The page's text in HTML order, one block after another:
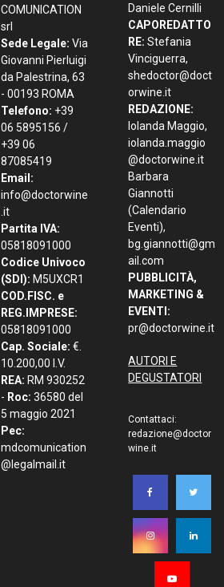
COMUNICATION
srl
Sede Legale: Via
Giovanni Pierluigi
da Palestrina, 63
- 00193 ROMA
Telefono: +39
06 5895156 /
+39 06
87085419
Email:
info@doctorwine
.it
Partita IVA:
05818091000
Codice Univoco
(SDI): M5UXCR1
COD.FISC. e
REG.IMPRESE:
05818091000
Cap. Sociale: €.
10.200,00 I.V.
REA: RM 930252
- Roc: 36580 del
5 maggio 2021
Pec:
mdcomunication
@legalmail.it
Daniele Cernilli
CAPOREDATTO
RE: Stefania
Vinciguerra,
shedoctor@doct
orwine.it
REDAZIONE:
Iolanda Maggio,
iolanda.maggio
@doctorwine.it
Barbara
Giannotti
(Calendario
Eventi),
bg.giannotti@gm
ail.com
PUBBLICITÀ,
MARKETING &
EVENTI:
pr@doctorwine.it
AUTORI E
DEGUSTATORI
Contattaci:
redazione@doctor
wine.it